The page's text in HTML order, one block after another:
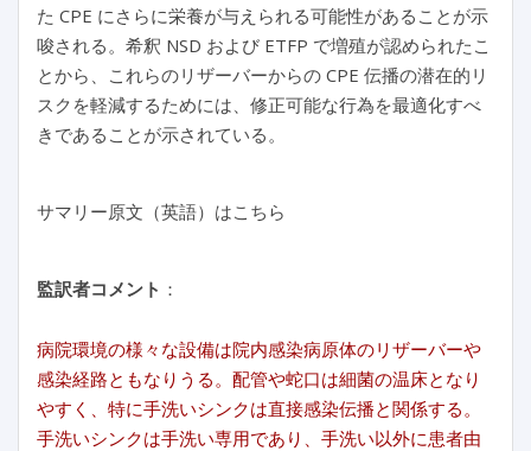
た CPE にさらに栄養が与えられる可能性があることが示
唆される。希釈 NSD および ETFP で増殖が認められたこ
とから、これらのリザーバーからの CPE 伝播の潜在的リ
スクを軽減するためには、修正可能な行為を最適化すべ
きであることが示されている。
サマリー原文（英語）はこちら
監訳者コメント ：
病院環境の様々な設備は院内感染病原体のリザーバーや
感染経路ともなりうる。配管や蛇口は細菌の温床となり
やすく、特に手洗いシンクは直接感染伝播と関係する。
手洗いシンクは手洗い専用であり、手洗い以外に患者由